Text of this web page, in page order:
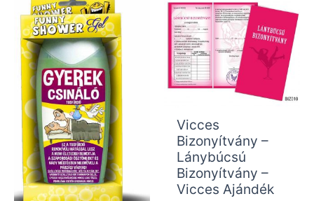
Vicces
Bizonyítvány –
Lánybúcsú
Bizonyítvány –
Vicces Ajándék